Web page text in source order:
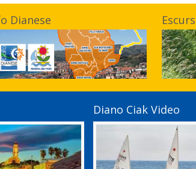
Dianese
Diano Ciak Video